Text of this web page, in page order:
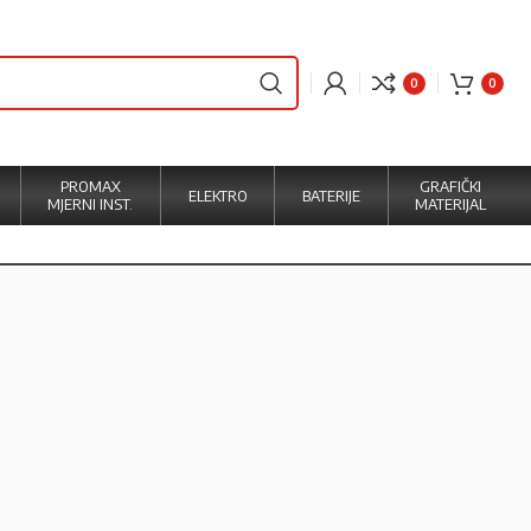
0 0
PROMAX
MJERNI INST.
ELEKTRO BATERIJE
GRAFIČKI
MATERIJAL